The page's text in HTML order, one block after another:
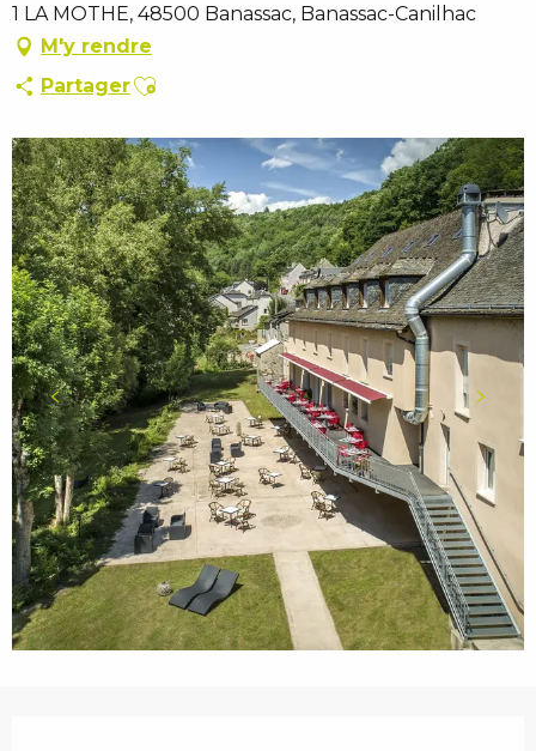
1 LA MOTHE, 48500 Banassac, Banassac-Canilhac
M'y rendre
PartagerAjouter aux favoris